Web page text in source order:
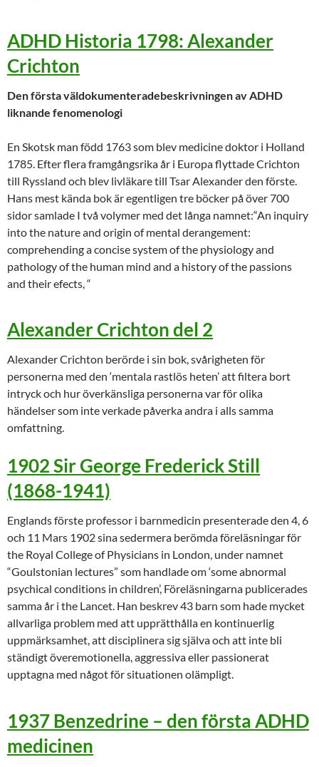
ADHD Historia 1798: Alexander
Crichton
Den första väldokumenteradebeskrivningen av ADHD
liknande fenomenologi
En Skotsk man född 1763 som blev medicine doktor i Holland
1785. Efter flera framgångsrika år i Europa flyttade Crichton
till Ryssland och blev livläkare till Tsar Alexander den förste.
Hans mest kända bok är egentligen tre böcker på över 700
sidor samlade I två volymer med det långa namnet:“An inquiry
into the nature and origin of mental derangement:
comprehending a concise system of the physiology and
pathology of the human mind and a history of the passions
and their efects, “
Alexander Crichton del 2
Alexander Crichton berörde i sin bok, svårigheten för
personerna med den ‘mentala rastlös heten’ att filtera bort
intryck och hur överkänsliga personerna var för olika
händelser som inte verkade påverka andra i alls samma
omfattning.
1902 Sir George Frederick Still
(1868-1941)
Englands förste professor i barnmedicin presenterade den 4, 6
och 11 Mars 1902 sina sedermera berömda föreläsningar för
the Royal College of Physicians in London, under namnet
“Goulstonian lectures” som handlade om ‘some abnormal
psychical conditions in children’, Föreläsningarna publicerades
samma år i the Lancet. Han beskrev 43 barn som hade mycket
allvarliga problem med att upprätthålla en kontinuerlig
uppmärksamhet, att disciplinera sig själva och att inte bli
ständigt överemotionella, aggressiva eller passionerat
upptagna med något för situationen olämpligt.
1937 Benzedrine – den första ADHD
medicinen